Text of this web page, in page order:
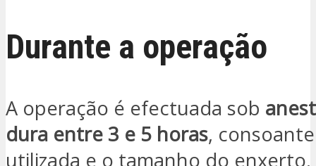
Durante a operação
A operação é efectuada sob
dura entre 3 e 5 horas,
utilizada e o tamanho do enxerto.